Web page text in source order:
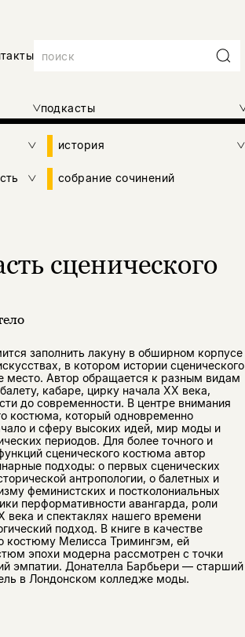
подкасты
история
собрание сочинений
сценического
заполнить лакуну в обширном корпусе
в котором истории сценического
место. Автор обращается к разным видам
кабаре, цирку начала XX века,
до современности. В центре внимания
костюма, который одновременно
и сферу высоких идей, мир моды и
периодов. Для более точного и
сценического костюма автор
подходы: о первых сценических
антропологии, о балетных и
феминистских и постколониальных
перформативности авангарда, роли
века и спектаклях нашего времени
подход. В книге в качестве
костюму Мелисса Тримингэм, ей
эпохи модерна рассмотрен с точки
эмпатии. Донателла Барбьери — старший
в Лондонском колледже моды.